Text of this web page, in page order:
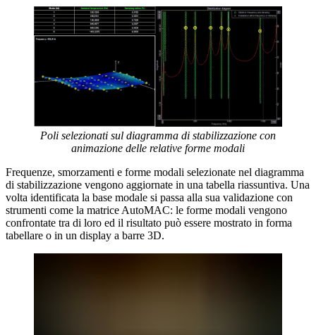
Poli selezionati sul diagramma di stabilizzazione con
animazione delle relative forme modali
Frequenze, smorzamenti e forme modali selezionate nel diagramma
di stabilizzazione vengono aggiornate in una tabella riassuntiva. Una
volta identificata la base modale si passa alla sua validazione con
strumenti come la matrice AutoMAC: le forme modali vengono
confrontate tra di loro ed il risultato può essere mostrato in forma
tabellare o in un display a barre 3D.